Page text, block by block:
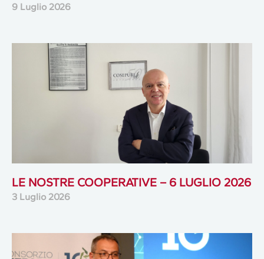
9 Luglio 2026
LE NOSTRE COOPERATIVE – 6 LUGLIO 2026
3 Luglio 2026